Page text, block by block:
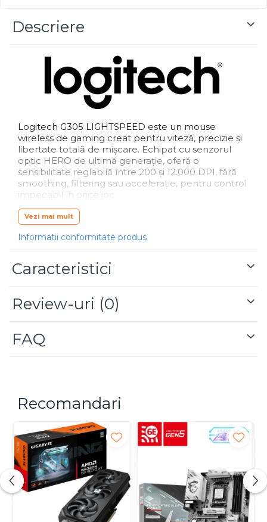
Descriere
Logitech G305 LIGHTSPEED este un mouse
wireless de gaming creat pentru viteză, precizie și
libertate totală de mișcare. Echipat cu senzorul
optic HERO de ultimă generație, oferă o
sensibilitate reglabilă între 200 și 12.000 DPI, fără
smoothing, filtering sau accelerație, pentru control
impecabil în orice joc.
Tehnologia LIGHTSPEED asigură o conexiune
wireless ultra-rapidă cu latență de 1 ms,
comparabilă cu performanța pe fir. Datorită
eficienței energetice ridicate, G305 oferă până la
fiind ideal pentru sesiuni lungi de gaming sau
Cu o greutate de doar 99 g și un design compact,
mouse-ul este ușor de transportat și include spațiu
clickurilor oferă precizie, consistență și fiabilitate în
Vezi mai mult
Informatii conformitate produs
Caracteristici
Review-uri (0)
FAQ
Recomandari